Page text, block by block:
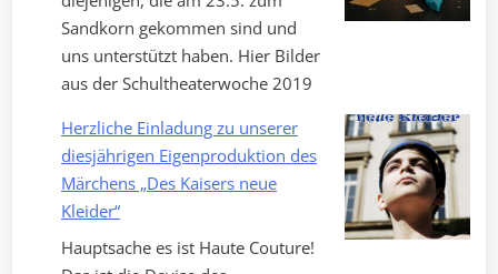
Sandkorn gekommen sind und
uns unterstützt haben. Hier Bilder
aus der Schultheaterwoche 2019
Herzliche Einladung zu unserer
diesjährigen Eigenproduktion des
Märchens „Des Kaisers neue
Kleider“
Hauptsache es ist Haute Couture!